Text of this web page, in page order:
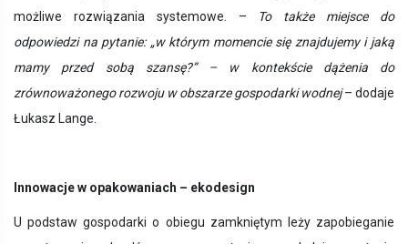
możliwe rozwiązania systemowe. – To także miejsce do
odpowiedzi na pytanie: „w którym momencie się znajdujemy i jaką
mamy przed sobą szansę?” – w kontekście dążenia do
zrównoważonego rozwoju w obszarze gospodarki wodnej– dodaje
Łukasz Lange.
Innowacje w opakowaniach – ekodesign
U podstaw gospodarki o obiegu zamkniętym leży zapobieganie